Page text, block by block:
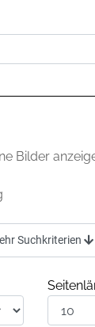
Bilder
Suchkriterien